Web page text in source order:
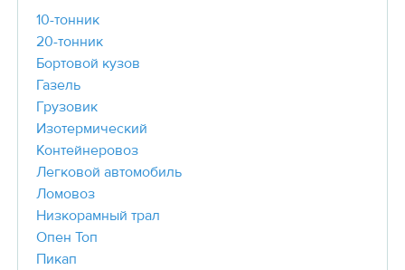
10-тонник
20-тонник
Бортовой кузов
Газель
Грузовик
Изотермический
Контейнеровоз
Легковой автомобиль
Ломовоз
Низкорамный трал
Опен Топ
Пикап